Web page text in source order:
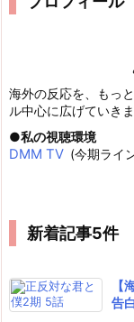
海外の反応を、もっ
ル中心に広げていきま
私の視聴環境
DMM TV (今期ライ
新着記事5件
【
告